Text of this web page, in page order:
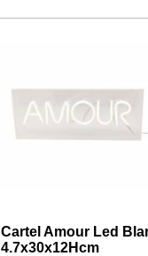
Cartel Amour Led
4.7x30x12Hcm